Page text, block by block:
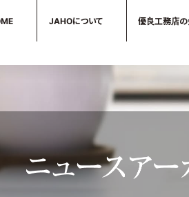
JAHOについて 優良工務店
木造住宅／木造建築事例